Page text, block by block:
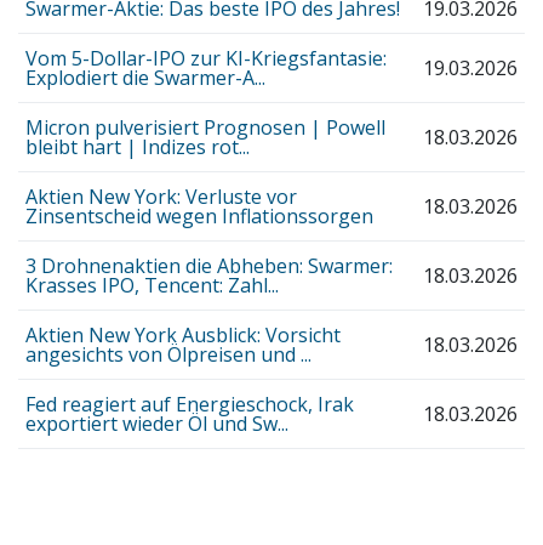
Swarmer-Aktie: Das beste IPO des Jahres!
19.03.2026
Vom 5-Dollar-IPO zur KI-Kriegsfantasie:
Explodiert die Swarmer-A... 19.03.2026
Micron pulverisiert Prognosen | Powell
bleibt hart | Indizes rot... 18.03.2026
Aktien New York: Verluste vor
Zinsentscheid wegen Inflationssorgen 18.03.2026
3 Drohnenaktien die Abheben: Swarmer:
Krasses IPO, Tencent: Zahl... 18.03.2026
Aktien New York Ausblick: Vorsicht
angesichts von Ölpreisen und ... 18.03.2026
Fed reagiert auf Energieschock, Irak
exportiert wieder Öl und Sw... 18.03.2026